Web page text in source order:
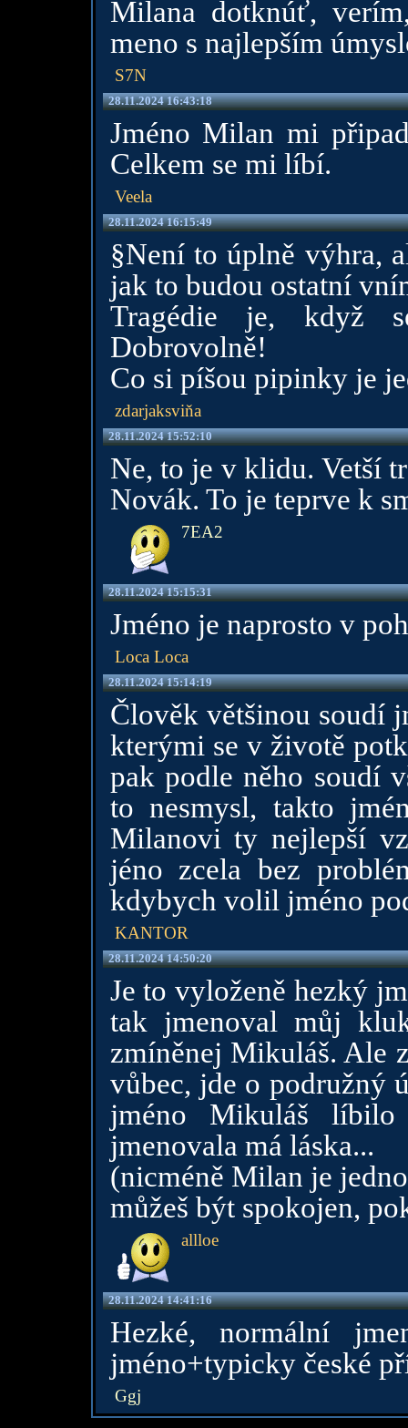
Milana dotknúť,
meno s najlepším
S7N
28.11.2024 16:43:18
Jméno Milan mi
Celkem se mi líbí.
Veela
28.11.2024 16:15:49
§Není to úplně výhra,
jak to budou ostatní
Tragédie je, když
Dobrovolně!
Co si píšou pipinky je
zdarjaksviňa
28.11.2024 15:52:10
Ne, to je v klidu. Vetší
Novák. To je teprve k
7EA2
28.11.2024 15:15:31
Jméno je naprosto v
Loca Loca
28.11.2024 15:14:19
Člověk většinou soudí
kterými se v životě
pak podle něho soudí
to nesmysl, takto
Milanovi ty nejlepší
jéno zcela bez
kdybych volil jméno
KANTOR
28.11.2024 14:50:20
Je to vyloženě hezký
tak jmenoval můj
zmíněnej Mikuláš. Ale
vůbec, jde o podružný
jméno Mikuláš
jmenovala má láska...
(nicméně Milan je
můžeš být spokojen,
allloe
28.11.2024 14:41:16
Hezké, normální
jméno+typicky české
Ggj